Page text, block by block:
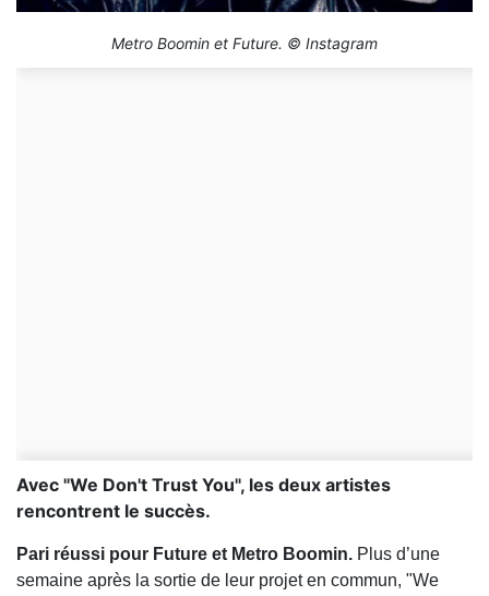
Metro Boomin et Future. © Instagram
Avec "We Don't Trust You", les deux artistes
rencontrent le succès.
Pari réussi pour Future et Metro Boomin. Plus d’une
semaine après la sortie de leur projet en commun, "We